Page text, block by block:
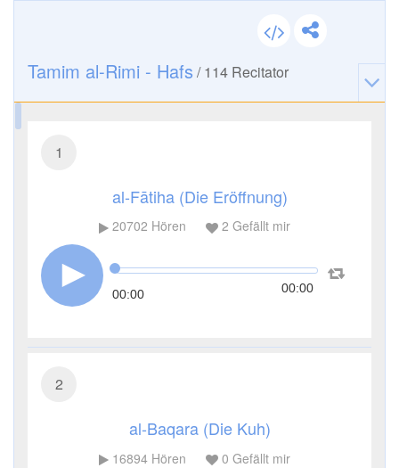
Tamim al-Rimi - Hafs /114 Recitator
1
al-Fātiha (Die Eröffnung)
20702 Hören 2 Gefällt mir
00:00 00:00
2
al-Baqara (Die Kuh)
16894Hören 0 Gefällt mir